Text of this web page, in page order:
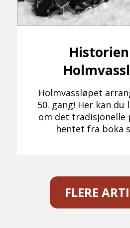
Holmvassløpet
50. gang! Her kan du
om det tradisjonelle
hentet fra boka
FLERE